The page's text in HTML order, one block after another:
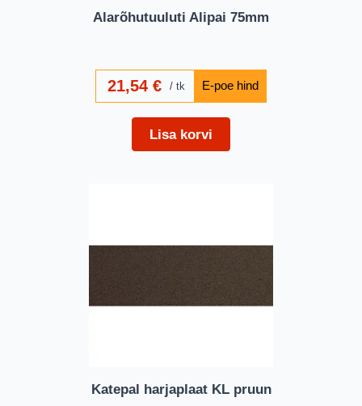
Alarõhutuuluti Alipai 75mm
21,54 € tk
Lisa korvi
Katepal harjaplaat KL pruun